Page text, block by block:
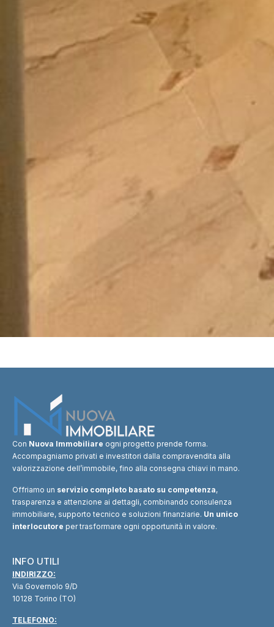
Con Nuova Immobiliare ogni progetto prende forma.
Accompagniamo privati e investitori dalla compravendita alla
valorizzazione dell’immobile, fino alla consegna chiavi in mano.
Offriamo un servizio completo basato su competenza,
trasparenza e attenzione ai dettagli, combinando consulenza
immobiliare, supporto tecnico e soluzioni finanziarie. Un unico
interlocutore per trasformare ogni opportunità in valore.
INFO UTILI
INDIRIZZO:
Via Governolo 9/D
10128 Torino (TO)
TELEFONO: